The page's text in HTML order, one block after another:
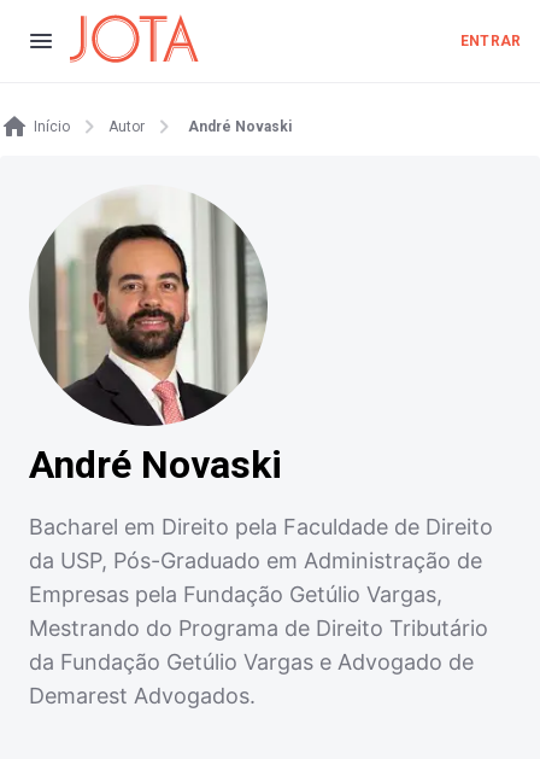
ENTRAR
Início Autor André Novaski
André Novaski
Bacharel em Direito pela Faculdade de Direito
da USP, Pós-Graduado em Administração de
Empresas pela Fundação Getúlio Vargas,
Mestrando do Programa de Direito Tributário
da Fundação Getúlio Vargas e Advogado de
Demarest Advogados.